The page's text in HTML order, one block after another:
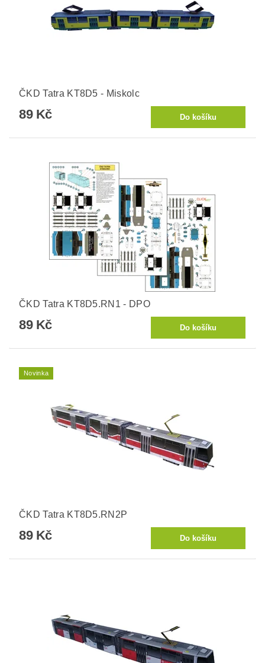
ČKD Tatra KT8D5 - Miskolc
89 Kč
ČKD Tatra KT8D5.RN1 - DPO
89 Kč
Novinka
ČKD Tatra KT8D5.RN2P
89 Kč